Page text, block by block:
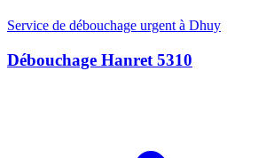
Service de débouchage urgent à Dhuy
Débouchage Hanret 5310